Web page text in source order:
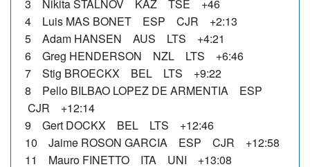
3 Nikita STALNOV KAZ TSE +46
4 Luis MAS BONET ESP CJR +2:13
5 Adam HANSEN AUS LTS +4:21
6 Greg HENDERSON NZL LTS +6:46
7 Stig BROECKX BEL LTS +9:22
8 Pello BILBAO LOPEZ DE ARMENTIA ESP
CJR +12:14
9 Gert DOCKX BEL LTS +12:46
10 Jaime ROSON GARCIA ESP CJR +12:58
11 Mauro FINETTO ITA UNI +13:08